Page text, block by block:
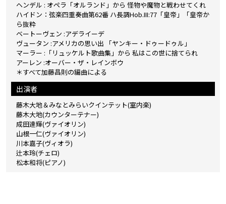
ヘンデル : オペラ「オルランド」から 怪物や魔物と戦わせてくれ
ハイドン：弦楽四重奏曲第62番 ハ長調Hob.III:77「皇帝」「皇帝か
ら抜粋
ベートーヴェン :アデライーデ
ヴュータン :アメリカの思い出 「ヤンキー・ドゥードゥル」
マーラー :「リュッケルト歌曲集」から 私はこの世に捨てられ
アーレン :オーバー・ザ・レインボウ
＊すべて加藤昌則の編曲による
出演者
藤木大地＆みなとみらいクインテット(室内楽)
藤木大地(カウンターテナー)
成田達輝(ヴァイオリン)
山根一仁(ヴァイオリン)
川本嘉子(ヴィオラ)
辻本玲(チェロ)
松本和将(ピアノ)